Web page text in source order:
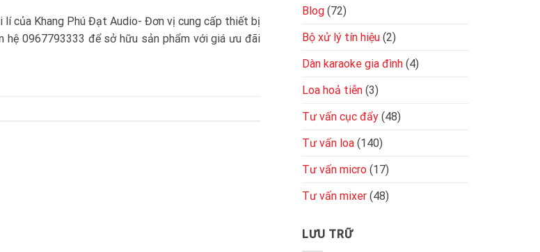
lí của Khang Phú Đạt Audio- Đơn vị cung cấp thiết bị
hệ 0967793333 để sở hữu sản phẩm với giá ưu đãi
Blog (72)
Bộ xử lý tín hiệu (2)
Dàn karaoke gia đình (4)
Loa hoả tiễn (3)
Tư vấn cục đẩy (48)
Tư vấn loa (140)
Tư vấn micro (17)
Tư vấn mixer (48)
LƯU TRỮ